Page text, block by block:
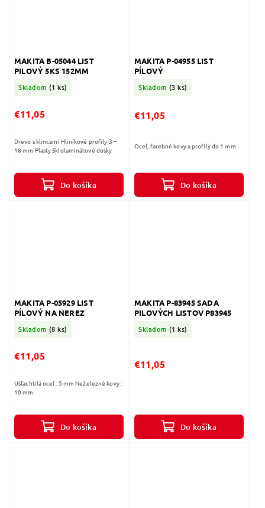
MAKITA B-05044 LIST
PILOVÝ 5KS 152MM
Skladom (1 ks)
€11,05
Do košíka
Drevo s klincami Hliníkové profily 3 –
18 mm Plasty Sklolaminátové dosky
MAKITA P-04955 LIST
PÍLOVÝ
Skladom (3 ks)
€11,05
Do košíka
Oceľ, farebné kovy a profily do 1 mm
MAKITA P-05929 LIST
PÍLOVÝ NA NEREZ
Skladom (8 ks)
€11,05
Do košíka
Ušľachtilá oceľ : 5 mm Neželezné kovy :
10 mm
MAKITA P-83945 SADA
PILOVÝCH LISTOV P83945
Skladom (1 ks)
€11,05
Do košíka